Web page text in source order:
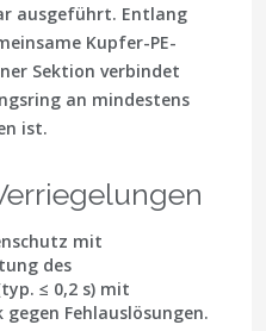
ausgeführt. Entlang
Kupfer-PE-
Sektion verbindet
an mindestens
ist.
mit
des
≤ 0,2 s) mit
Fehlauslösungen.